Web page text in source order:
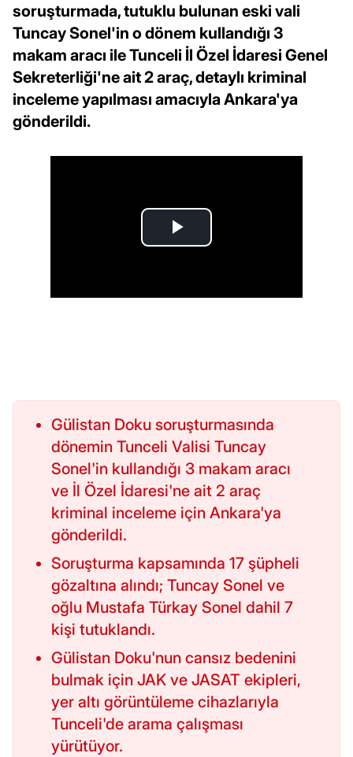
soruşturmada, tutuklu bulunan eski vali
Tuncay Sonel'in o dönem kullandığı 3
makam aracı ile Tunceli İl Özel İdaresi Genel
Sekreterliği'ne ait 2 araç, detaylı kriminal
inceleme yapılması amacıyla Ankara'ya
gönderildi.
Gülistan Doku soruşturmasında
dönemin Tunceli Valisi Tuncay
Sonel'in kullandığı 3 makam aracı
ve İl Özel İdaresi'ne ait 2 araç
kriminal inceleme için Ankara'ya
gönderildi.
Soruşturma kapsamında 17 şüpheli
gözaltına alındı; Tuncay Sonel ve
oğlu Mustafa Türkay Sonel dahil 7
kişi tutuklandı.
Gülistan Doku'nun cansız bedenini
bulmak için JAK ve JASAT ekipleri,
yer altı görüntüleme cihazlarıyla
Tunceli'de arama çalışması
yürütüyor.